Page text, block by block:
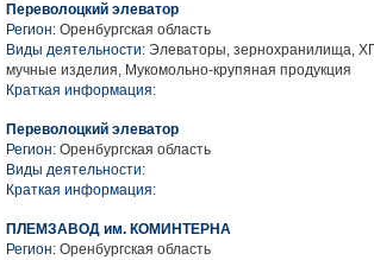
Переволоцкий элеватор
Регион: Оренбургская область
Виды деятельности: Элеваторы, зернохранилища,
мучные изделия, Мукомольно-крупяная продукция
Краткая информация:
Переволоцкий элеватор
Регион: Оренбургская область
Виды деятельности:
Краткая информация:
ПЛЕМЗАВОД им. КОМИНТЕРНА
Регион: Оренбургская область